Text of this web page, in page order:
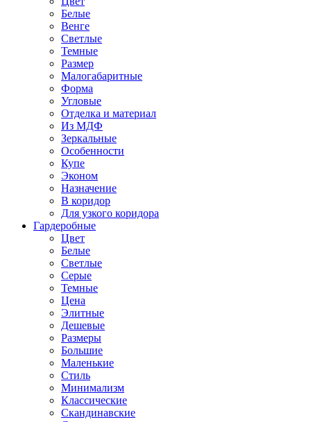
Белые
Венге
Светлые
Темные
Размер
Малогабаритные
Форма
Угловые
Отделка и материал
Из МДФ
Зеркальные
Особенности
Купе
Эконом
Назначение
В коридор
Для узкого коридора
Гардеробные
Цвет
Белые
Светлые
Серые
Темные
Цена
Элитные
Дешевые
Размеры
Большие
Маленькие
Стиль
Минимализм
Классические
Скандинавские